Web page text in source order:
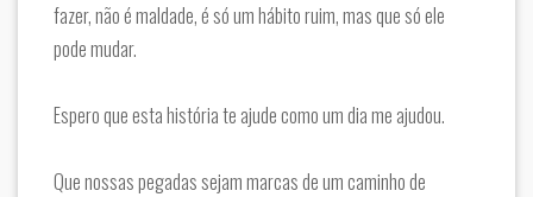
fazer, não é maldade, é só um hábito ruim, mas que só ele
pode mudar.
Espero que esta história te ajude como um dia me ajudou.
Que nossas pegadas sejam marcas de um caminho de